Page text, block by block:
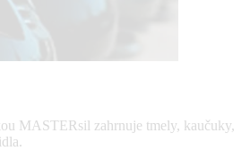
MASTERsil zahrnuje tmely, kaučuky,